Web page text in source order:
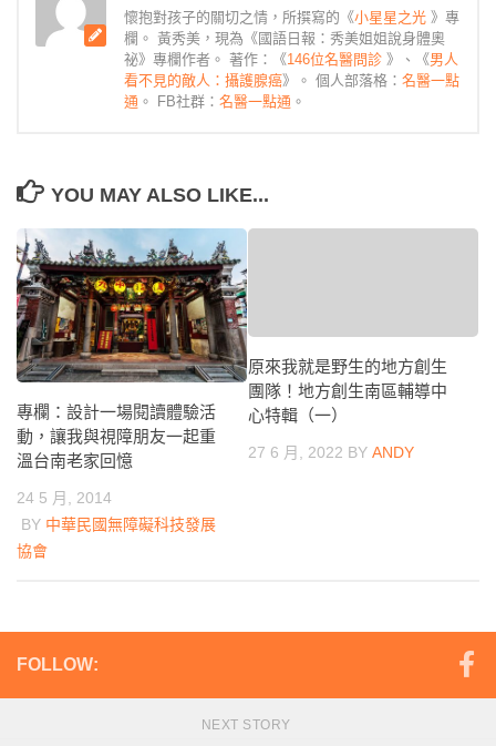
懷抱對孩子的關切之情，所撰寫的《小星星之光 》專
欄。 黃秀美，現為《國語日報：秀美姐姐說身體奧
祕》專欄作者。 著作：《146位名醫問診 》、《男人
看不見的敵人：攝護腺癌》。 個人部落格： 名醫一點
通 。 FB社群： 名醫一點通 。
YOU MAY ALSO LIKE...
專欄：設計一場閱讀體驗活
動，讓我與視障朋友一起重
溫台南老家回憶
24 5 月, 2014
BY 中華民國無障礙科技發展
協會
原來我就是野生的地方創生
團隊！地方創生南區輔導中
心特輯（一）
27 6 月, 2022 BY ANDY
FOLLOW:
NEXT STORY